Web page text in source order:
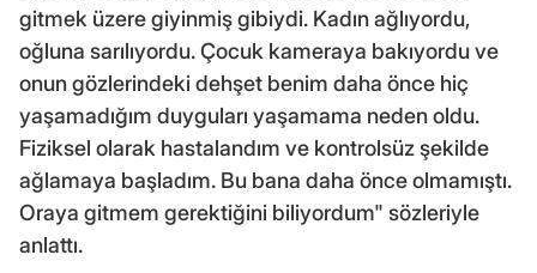
gitmek üzere giyinmiş gibiydi. Kadın ağlıyordu,
oğluna sarılıyordu. Çocuk kameraya bakıyordu ve
onun gözlerindeki dehşet benim daha önce hiç
yaşamadığım duyguları yaşamama neden oldu.
Fiziksel olarak hastalandım ve kontrolsüz şekilde
ağlamaya başladım. Bu bana daha önce olmamıştı.
Oraya gitmem gerektiğini biliyordum" sözleriyle
anlattı.